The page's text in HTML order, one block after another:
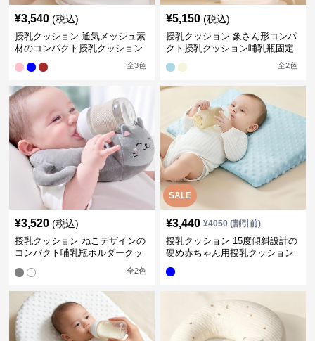
¥3,540 (税込)
授乳クッション 通気メッシュ素
材のコンパクト授乳クッション
全3色
¥5,150 (税込)
授乳クッション 象さん形コンパ
クト授乳クッション哺乳瓶固定
全2色
¥3,520 (税込)
授乳クッション ねこデザインの
コンパクト哺乳瓶ホルダークッ
全2色
SALE
¥3,440 ¥4050(割引前)
授乳クッション 15度傾斜設計の
硬め赤ちゃん用授乳クッション